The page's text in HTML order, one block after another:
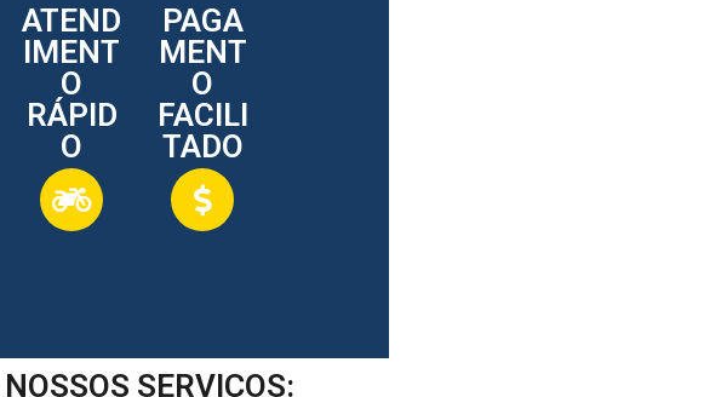
ATEND
IMENT
O
RÁPID
O
PAGA
MENT
O
FACILI
TADO
SERVIÇOS: